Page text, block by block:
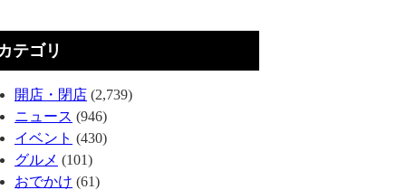
テゴリ
開店・閉店 (2,739)
ニュース (946)
イベント (430)
グルメ (101)
おでかけ (61)